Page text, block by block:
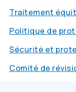
Traitement
Politique de
Sécurité et
Comité de